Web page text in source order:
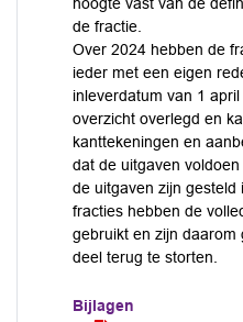
de fractie.
Over 2024 hebben de
ieder met een eigen
inleverdatum van 1
overzicht overlegd en
kanttekeningen en
dat de uitgaven
de uitgaven zijn
fracties hebben de
gebruikt en zijn
deel terug te storten.
Bijlagen